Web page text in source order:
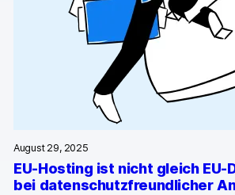
Fallstudien
Vergleiche
Webinare
Playbook zur
Help Center
August 29, 2025
EU-Hosting ist nicht gleich
bei datenschutzfreundlicher